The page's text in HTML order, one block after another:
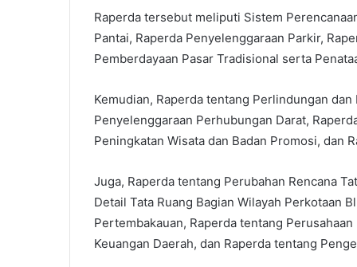
Raperda tersebut meliputi Sistem
Pantai, Raperda Penyelenggaraan Parkir,
Pemberdayaan Pasar Tradisional serta
Kemudian, Raperda tentang Perlindungan
Penyelenggaraan Perhubungan Darat,
Peningkatan Wisata dan Badan Promosi, dan
Juga, Raperda tentang Perubahan Rencana
Detail Tata Ruang Bagian Wilayah Perkotaan
Pertembakauan, Raperda tentang
Keuangan Daerah, dan Raperda tentang